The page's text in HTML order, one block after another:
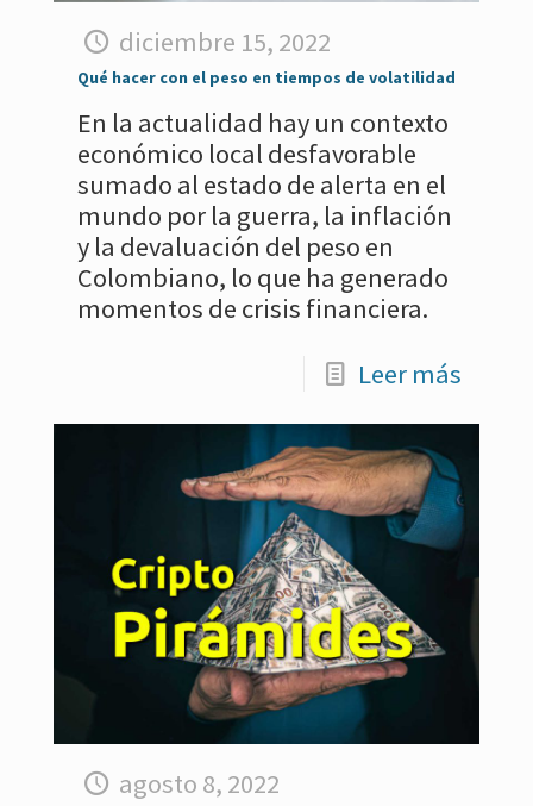
diciembre 15, 2022
Qué hacer con el peso en tiempos de volatilidad
En la actualidad hay un contexto
económico local desfavorable
sumado al estado de alerta en el
mundo por la guerra, la inflación
y la devaluación del peso en
Colombiano, lo que ha generado
momentos de crisis financiera.
Leer más
agosto 8, 2022